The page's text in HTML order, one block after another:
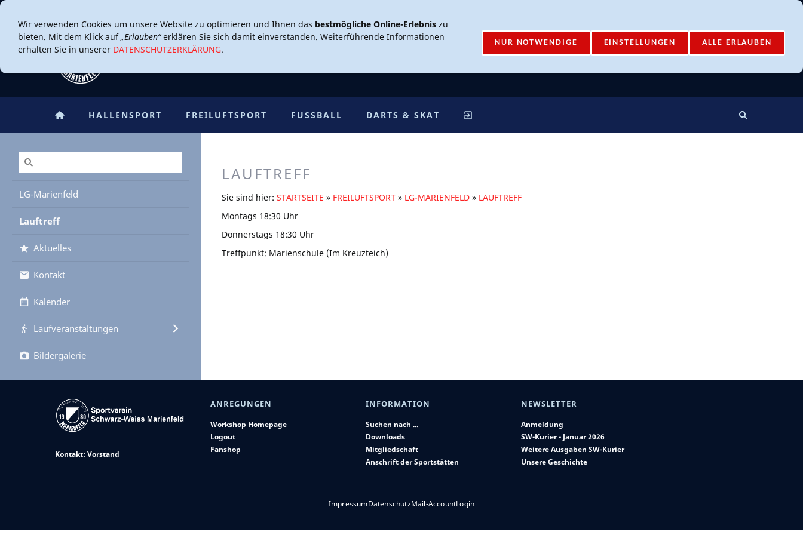
HALLENSPORT FREILUFTSPORT FUSSBALL DARTS & SKAT
LG-Marienfeld
Lauftreff
Aktuelles
Kontakt
Kalender
Laufveranstaltungen
Bildergalerie
LAUFTREFF
Sie sind hier: STARTSEITE » FREILUFTSPORT » LG-MARIENFELD » LAUFTREFF
Montags 18:30 Uhr
Donnerstags 18:30 Uhr
Treffpunkt: Marienschule (Im Kreuzteich)
Kontakt: Vorstand
ANREGUNGEN
Workshop Homepage
Logout
Fanshop
INFORMATION
Suchen nach ...
Downloads
Mitgliedschaft
Anschrift der Sportstätten
NEWSLETTER
Anmeldung
SW-Kurier - Januar 2026
Weitere Ausgaben SW-Kurier
Unsere Geschichte
ImpressumDatenschutzMail-AccountLogin
Wir verwenden Cookies um unsere Website zu optimieren und Ihnen das bestmögliche Online-Erlebnis zu
bieten. Mit dem Klick auf„Erlauben“erklären Sie sich damit einverstanden. Weiterführende Informationen
erhalten Sie in unserer DATENSCHUTZERKLÄRUNG.
NUR NOTWENDIGE EINSTELLUNGEN ALLE ERLAUBEN